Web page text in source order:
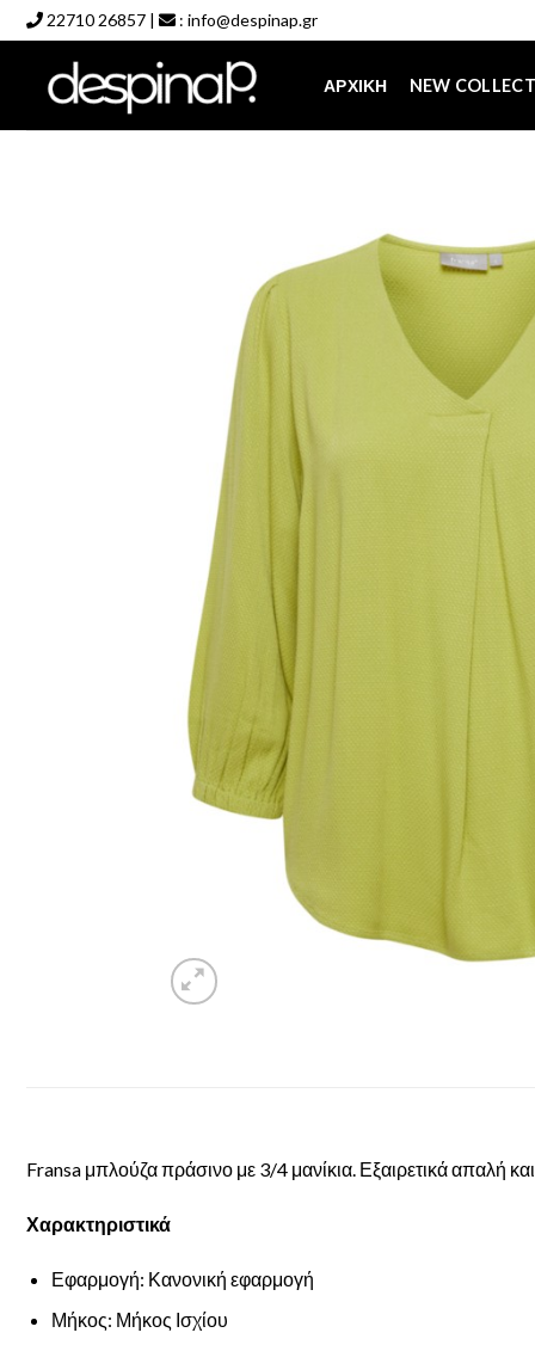
to
content
22710 26857 | : info@despinap.gr
ΑΡΧΙΚΉ NEW
Fransa μπλούζα πράσινο με 3/4 μανίκια. Εξαιρετικά απαλή
Χαρακτηριστικά
Εφαρμογή: Κανονική εφαρμογή
Μήκος: Μήκος Ισχίου